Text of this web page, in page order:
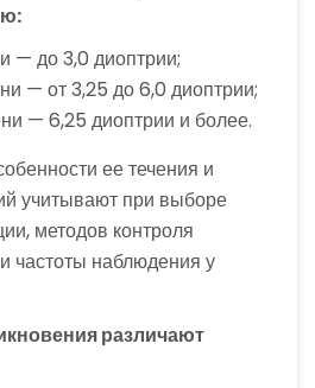
— до 3,0 диоптрии;
— от 3,25 до 6,0 диоптрии;
— 6,25 диоптрии и более.
ее течения и
учитывают при выборе
методов контроля
частоты наблюдения у
различают